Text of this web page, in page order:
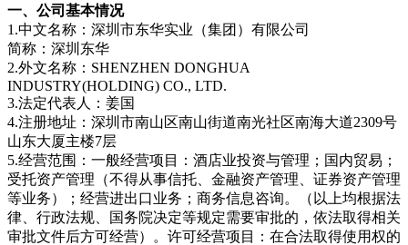
一、公司基本情况
1.中文名称：深圳市东华实业（集团）有限公司
简称：深圳东华
2.外文名称：SHENZHEN DONGHUA
INDUSTRY(HOLDING) CO., LTD.
3.法定代表人：姜国
4.注册地址：深圳市南山区南山街道南光社区南海大道2309号
山东大厦主楼7层
5.经营范围：一般经营项目：酒店业投资与管理；国内贸易；
受托资产管理（不得从事信托、金融资产管理、证券资产管理
等业务）；经营进出口业务；商务信息咨询。（以上均根据法
律、行政法规、国务院决定等规定需要审批的，依法取得相关
审批文件后方可经营）。许可经营项目：在合法取得使用权的